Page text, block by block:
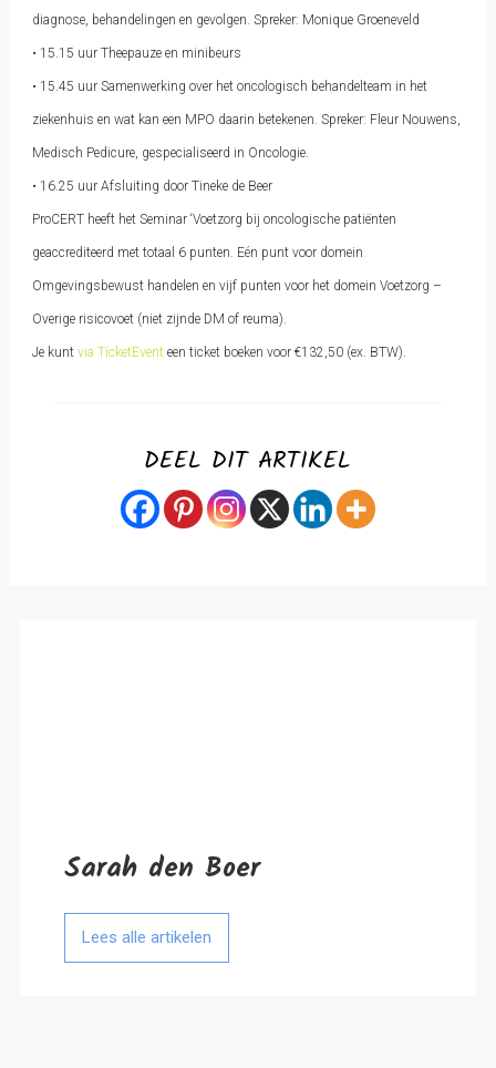
diagnose, behandelingen en gevolgen. Spreker: Monique Groeneveld
• 15.15 uur Theepauze en minibeurs
• 15.45 uur Samenwerking over het oncologisch behandelteam in het
ziekenhuis en wat kan een MPO daarin betekenen. Spreker: Fleur Nouwens,
Medisch Pedicure, gespecialiseerd in Oncologie.
• 16.25 uur Afsluiting door Tineke de Beer
ProCERT heeft het Seminar ‘Voetzorg bij oncologische patiënten
geaccrediteerd met totaal 6 punten. Eén punt voor domein
Omgevingsbewust handelen en vijf punten voor het domein Voetzorg –
Overige risicovoet (niet zijnde DM of reuma).
Je kunt via TicketEventeen ticket boeken voor €132,50 (ex. BTW).
DEEL DIT ARTIKEL
Sarah den Boer
Lees alle artikelen